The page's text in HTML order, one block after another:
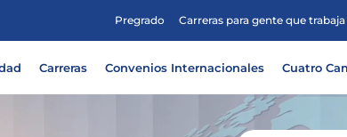
Pregrado Carreras para gente que trabaja
Carreras Convenios Internacionales Cuatro